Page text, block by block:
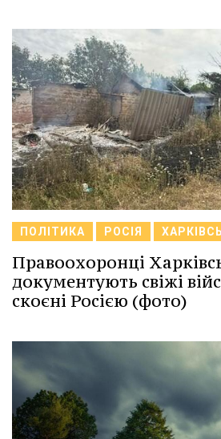
ПОЛІТИКА РОСІЯ
Правоохоронці
документують свіжі
скоєні Росією (фото)